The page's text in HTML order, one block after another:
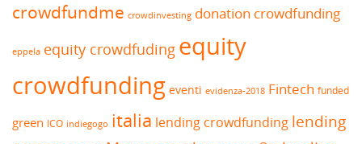
crowdfundme crowdinvesting donation crowdfunding
eppela equity crowdfuding equity
crowdfunding eventi evidenza-2018 Fintech funded
green ICO indiegogo italia lending crowdfunding lending